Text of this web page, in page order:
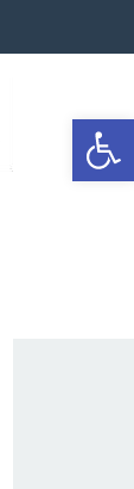
פתח סרגל נגישות